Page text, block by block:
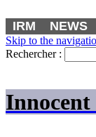
IRM NEWS
Skip to the
Rechercher :